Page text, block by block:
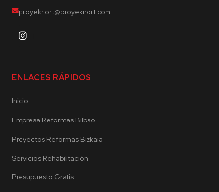
proyeknort@proyeknort.com
ENLACES RÁPIDOS
Inicio
Empresa Reformas Bilbao
Proyectos Reformas Bizkaia
Servicios Rehabilitación
Presupuesto Gratis